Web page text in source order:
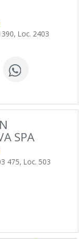
Loc. 2403
SPA
475, Loc. 503